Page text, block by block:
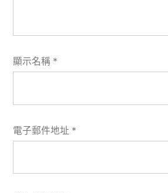
顯示名稱 *
電子郵件地址 *